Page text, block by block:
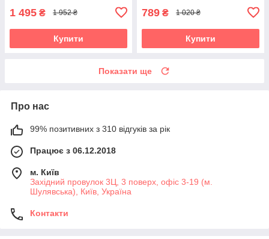
1 495 ₴ 1 952 ₴
Купити
789 ₴ 1 020 ₴
Купити
Показати ще
Про нас
99% позитивних з 310 відгуків за рік
Працює з 06.12.2018
м. Київ
Західний провулок 3Ц, 3 поверх, офіс 3-19 (м.
Шулявська), Київ, Україна
Контакти